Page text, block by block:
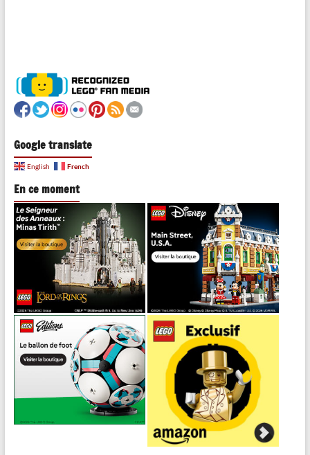
Google translate
English French
En ce moment